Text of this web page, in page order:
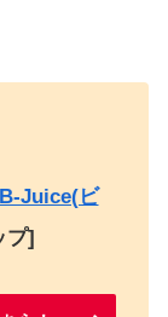
Juice(ビ
]